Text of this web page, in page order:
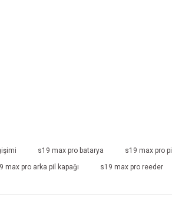
s19 max pro batarya s19 max pro pil
max pro arka pil kapağı s19 max pro reeder